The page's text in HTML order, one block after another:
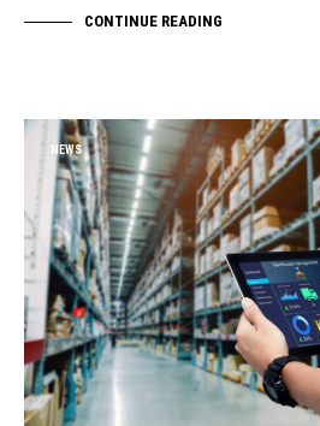
CONTINUE READING
NEWS